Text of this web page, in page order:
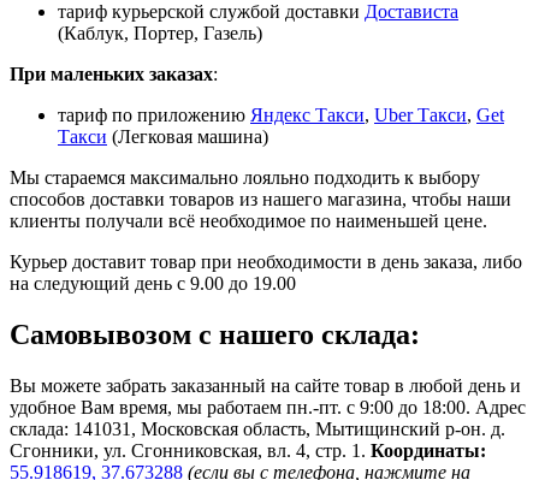
тариф курьерской службой доставки Достависта
(Каблук, Портер, Газель)
При маленьких заказах:
тариф по приложению Яндекс Такси, Uber Такси, Get
Такси (Легковая машина)
Мы стараемся максимально лояльно подходить к выбору
способов доставки товаров из нашего магазина, чтобы наши
клиенты получали всё необходимое по наименьшей цене.
Курьер доставит товар при необходимости в день заказа, либо
на следующий день с 9.00 до 19.00
Самовывозом с нашего склада:
Вы можете забрать заказанный на сайте товар в любой день и
удобное Вам время, мы работаем пн.-пт. с 9:00 до 18:00. Адрес
склада: 141031, Московская область, Мытищинский р-он. д.
Сгонники, ул. Сгонниковская, вл. 4, стр. 1. Координаты:
55.918619, 37.673288 (если вы с телефона, нажмите на